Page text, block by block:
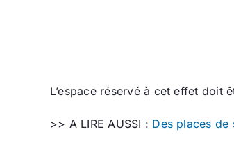
L’espace réservé à cet effet doit
>> A LIRE AUSSI : Des places de